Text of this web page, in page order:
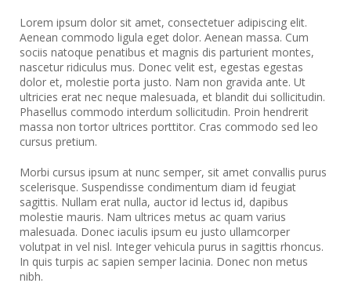
Lorem ipsum dolor sit amet, consectetuer adipiscing elit.
Aenean commodo ligula eget dolor. Aenean massa. Cum
sociis natoque penatibus et magnis dis parturient montes,
nascetur ridiculus mus. Donec velit est, egestas egestas
dolor et, molestie porta justo. Nam non gravida ante. Ut
ultricies erat nec neque malesuada, et blandit dui sollicitudin.
Phasellus commodo interdum sollicitudin. Proin hendrerit
massa non tortor ultrices porttitor. Cras commodo sed leo
cursus pretium.
Morbi cursus ipsum at nunc semper, sit amet convallis purus
scelerisque. Suspendisse condimentum diam id feugiat
sagittis. Nullam erat nulla, auctor id lectus id, dapibus
molestie mauris. Nam ultrices metus ac quam varius
malesuada. Donec iaculis ipsum eu justo ullamcorper
volutpat in vel nisl. Integer vehicula purus in sagittis rhoncus.
In quis turpis ac sapien semper lacinia. Donec non metus
nibh.